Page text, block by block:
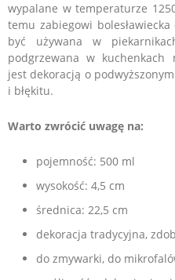
wypalane w temperaturze
temu zabiegowi
być używana w
podgrzewana w kuchenkach
jest dekoracją o
i błękitu.
Warto zwrócić uwagę na:
pojemność: 500 ml
wysokość: 4,5 cm
średnica: 22,5 cm
dekoracja tradycyjna,
do zmywarki, do